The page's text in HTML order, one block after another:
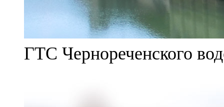
ГТС Чернореченского